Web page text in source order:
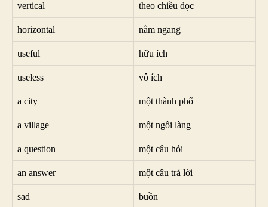
vertical theo chiều dọc
horizontal nằm ngang
useful hữu ích
useless vô ích
a city một thành phố
a village một ngôi làng
a question một câu hỏi
an answer một câu trả lời
sad buồn